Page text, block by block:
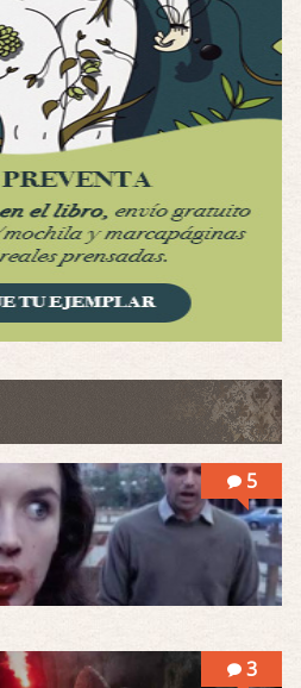
está …
Una película normalita, nada del otro mun …
Al principio por el hype que la dieron iba …
Totalmente de acuerdo Ignacio. La he disfr …
5
3